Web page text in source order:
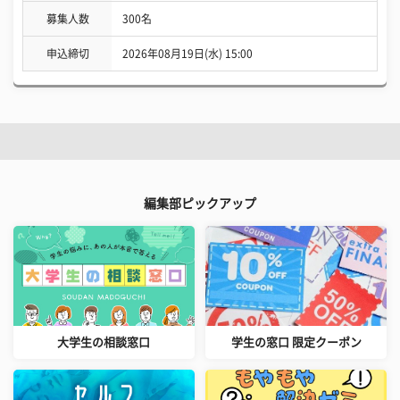
募集人数 300名
申込締切 2026年08月19日(水) 15:00
編集部ピックアップ
大学生の相談窓口 学生の窓口 限定クーポン